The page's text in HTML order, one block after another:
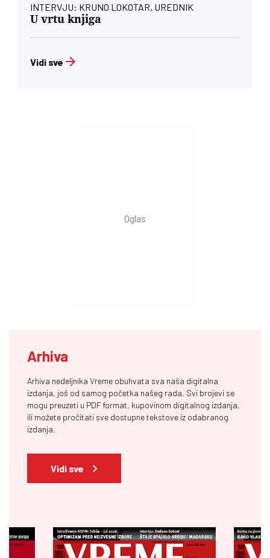
INTERVJU: KRUNO LOKOTAR, UREDNIK
U vrtu knjiga
Vidi sve
Arhiva
Arhiva nedeljnika Vreme obuhvata sva naša digitalna
izdanja, još od samog početka našeg rada. Svi brojevi se
mogu preuzeti u PDF format, kupovinom digitalnog izdanja,
ili možete pročitati sve dostupne tekstove iz odabranog
izdanja.
Vidi sve